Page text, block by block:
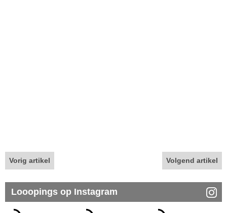
Vorig artikel Volgend artikel
Looopings op Instagram